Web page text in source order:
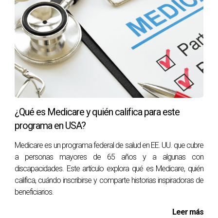
procedimientos adecuados para evitar sorpresas
desagradables. Si sientes que ha llegado el momento de
revisar o cancelar tu seguro, no dudes en actuar. Tomar el
control sobre tus finanzas es un paso valiente hacia un
futuro más brillante y sostenible. Si necesitas ayuda o
asesoramiento personalizado sobre seguros, considera
contactar a Ranean Anciani para obtener orientación
Preguntas Frecuentes
¿Puedo cancelar mi seguro en cualquier
momento?
Sí, puedes cancelar tu seguro en cualquier momento; sin
embargo, es importante revisar los términos específicos
¿Qué es Medicare y quién califica para este
programa en USA?
Medicare es un programa federal de salud en EE. UU. que cubre
a personas mayores de 65 años y a algunas con
discapacidades. Este artículo explora qué es Medicare, quién
califica, cuándo inscribirse y comparte historias inspiradoras de
beneficiarios.
Leer más